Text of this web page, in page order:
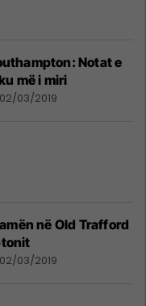
Notat e
më i miri
02/03/2019
në Old Trafford
02/03/2019